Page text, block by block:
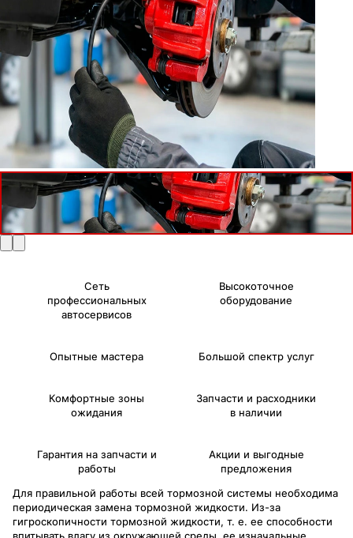
Сеть
профессиональных
автосервисов
Высокоточное
оборудование
Опытные мастера Большой спектр услуг
Комфортные зоны
ожидания
Запчасти и расходники
в наличии
Гарантия на запчасти и
работы
Акции и выгодные
предложения
Для правильной работы всей тормозной системы необходима
периодическая замена тормозной жидкости. Из-за
гигроскопичности тормозной жидкости, т. е. ее способности